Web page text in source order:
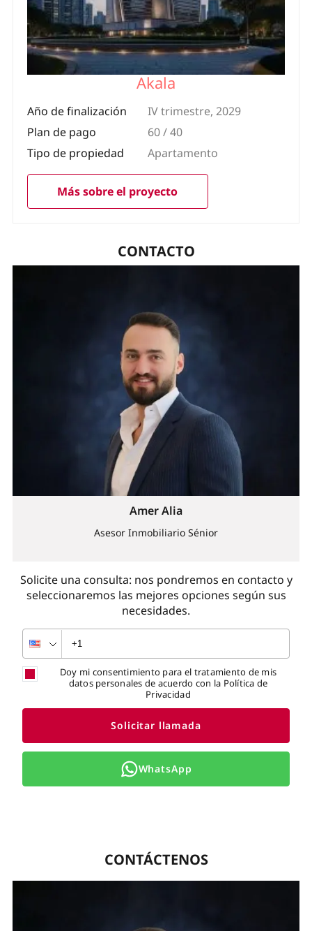
Akala
Año de finalización
IV trimestre, 2029
Plan de pago
60 / 40
Tipo de propiedad
Apartamento
Más sobre el proyecto
CONTACTO
Solicite una consulta: nos pondremos en contacto y
seleccionaremos las mejores opciones según sus
necesidades.
Amer Alia
Asesor Inmobiliario Sénior
Doy mi consentimiento para el tratamiento de mis
datos personales de acuerdo con la Política de
Privacidad
Solicitar llamada
WhatsApp
CONTÁCTENOS